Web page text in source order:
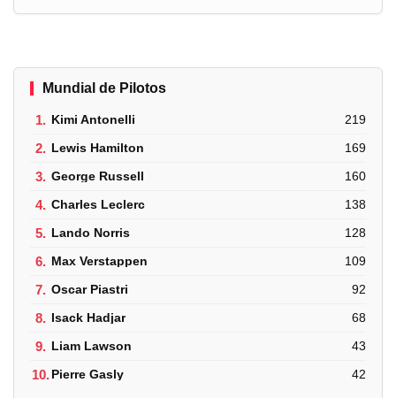
Mundial de Pilotos
1. Kimi Antonelli 219
2. Lewis Hamilton 169
3. George Russell 160
4. Charles Leclerc 138
5. Lando Norris 128
6. Max Verstappen 109
7. Oscar Piastri 92
8. Isack Hadjar 68
9. Liam Lawson 43
10.Pierre Gasly 42